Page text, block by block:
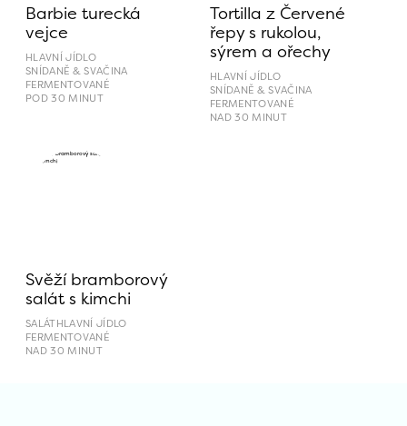
Barbie turecká
vejce
HLAVNÍ JÍDLO
SNÍDANĚ & SVAČINA
FERMENTOVANÉ
POD 30 MINUT
Tortilla z Červené
řepy s rukolou,
sýrem a ořechy
HLAVNÍ JÍDLO
SNÍDANĚ & SVAČINA
FERMENTOVANÉ
NAD 30 MINUT
Svěží bramborový
salát s kimchi
SALÁTHLAVNÍ JÍDLO
FERMENTOVANÉ
NAD 30 MINUT